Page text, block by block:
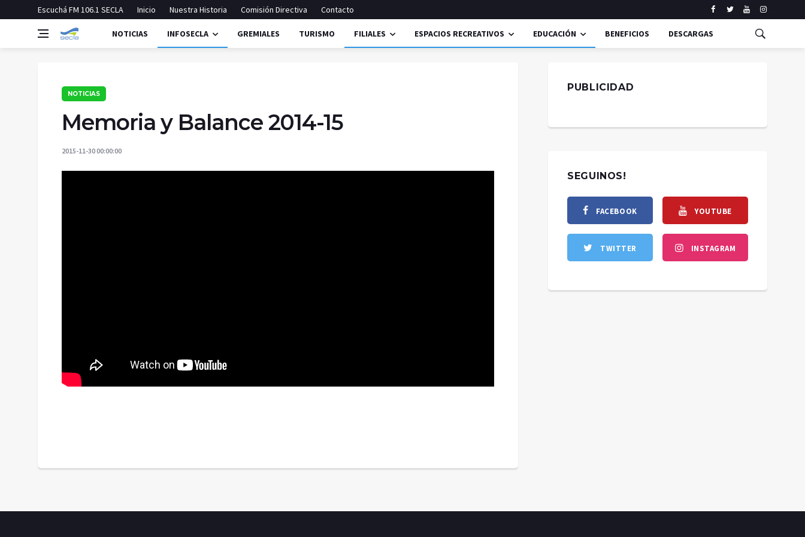
Escuchá FM 106.1 SECLA Inicio Nuestra Historia Comisión Directiva Contacto
NOTICIAS INFOSECLA GREMIALES TURISMO FILIALES ESPACIOS RECREATIVOS EDUCACIÓN BENEFICIOS DESCARGAS
NOTICIAS
Memoria y Balance 2014-15
2015-11-30 00:00:00
PUBLICIDAD
SEGUINOS!
FACEBOOK
TWITTER
YOUTUBE
INSTAGRAM